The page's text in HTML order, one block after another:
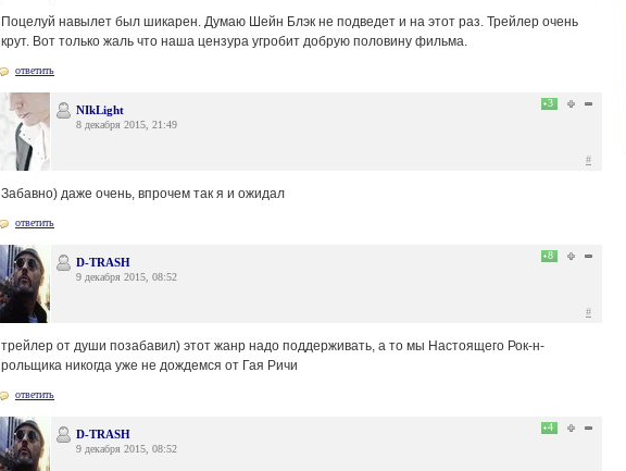
Поцелуй навылет был шикарен. Думаю Шейн Блэк не подведет и на этот раз. Трейлер очень
крут. Вот только жаль что наша цензура угробит добрую половину фильма.
ответить
3
NIkLight
8 декабря 2015, 21:49
#
Забавно) даже очень, впрочем так я и ожидал
ответить
8
D-TRASH
9 декабря 2015, 08:52
#
трейлер от души позабавил) этот жанр надо поддерживать, а то мы Настоящего Рок-н-
рольщика никогда уже не дождемся от Гая Ричи
ответить
4
D-TRASH
9 декабря 2015, 08:52